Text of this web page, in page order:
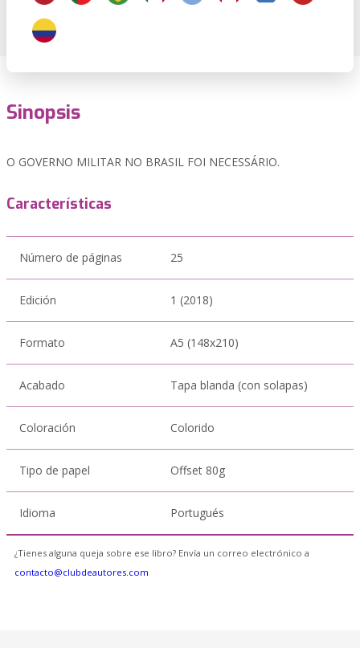
Sinopsis
O GOVERNO MILITAR NO BRASIL FOI NECESSÁRIO.
Características
Número de páginas 25
Edición 1 (2018)
Formato A5 (148x210)
Acabado Tapa blanda (con solapas)
Coloración Colorido
Tipo de papel Offset 80g
Idioma Portugués
¿Tienes alguna queja sobre ese libro? Envía un correo electrónico a
contacto@clubdeautores.com